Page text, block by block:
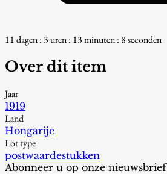
11 dagen : 3 uren : 13 minuten : 7 seconden
Over dit item
Jaar
1919
Land
Hongarije
Lot type
postwaardestukken
Abonneer u op onze nieuwsbrief